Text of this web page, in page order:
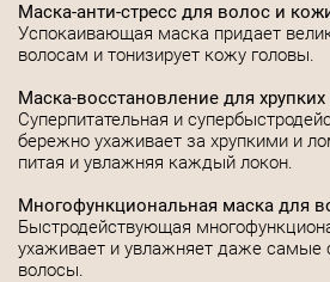
Маска-анти-стресс для волос и
Успокаивающая маска придает
волосам и тонизирует кожу головы.
Маска-восстановление для
Суперпитательная и
бережно ухаживает за хрупкими и
питая и увлажняя каждый локон.
Многофункциональная маска для
Быстродействующая
ухаживает и увлажняет даже самые
волосы.